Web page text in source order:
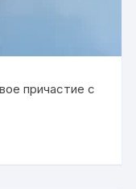
причастие с